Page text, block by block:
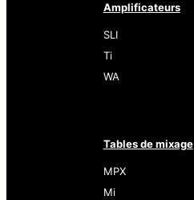
Amplificateurs
SLI
Ti
WA
Tables de mixage
MPX
Mi